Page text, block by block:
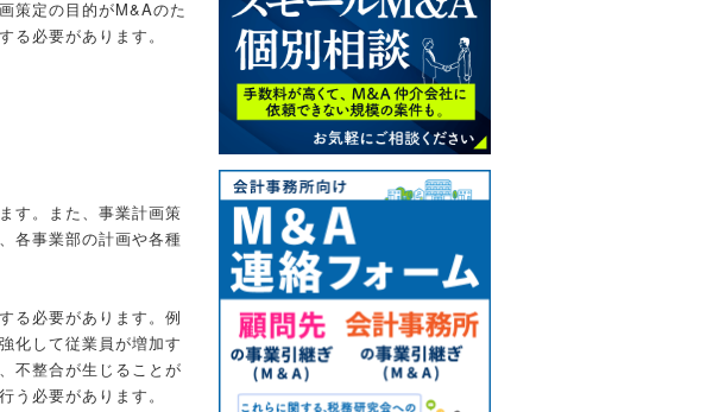
策定の目的がM&Aのた
必要があります。
す。また、事業計画策
各事業部の計画や各種
る必要があります。例
化して従業員が増加す
不整合が生じることが
必要があります。